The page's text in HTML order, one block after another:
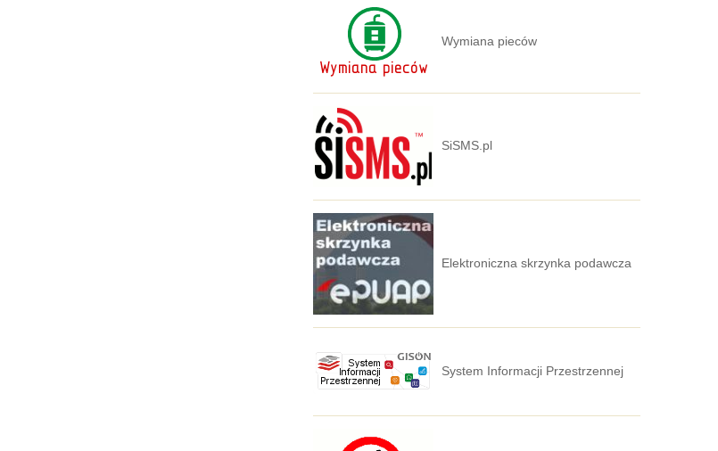
Wymiana pieców
SiSMS.pl
Elektroniczna skrzynka podawcza
System Informacji Przestrzennej